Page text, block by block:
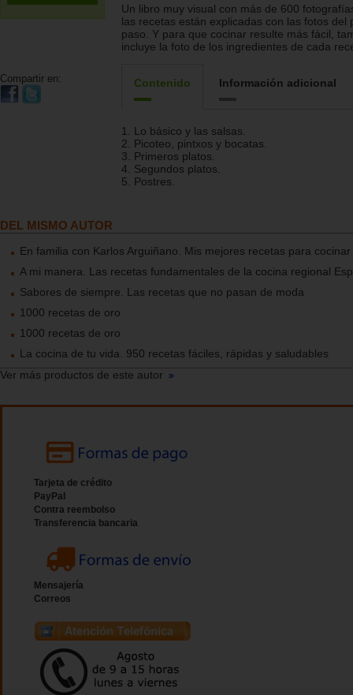
Compartir en:
Un libro muy visual con más de 600
las recetas están explicadas con las fotos del
paso. Y para que cocinar resulte más fácil,
incluye la foto de los ingredientes de cada
Contenido Información adicional
1. Lo básico y las salsas.
2. Picoteo, pintxos y bocatas.
3. Primeros platos.
4. Segundos platos.
5. Postres.
DEL MISMO AUTOR
En familia con Karlos Arguiñano. Mis mejores recetas para
A mi manera. Las recetas fundamentales de la cocina regional
Sabores de siempre. Las recetas que no pasan de moda
1000 recetas de oro
1000 recetas de oro
La cocina de tu vida. 950 recetas fáciles, rápidas y saludables
Ver más productos de este autor
Tarjeta de crédito
PayPal
Contra reembolso
Transferencia bancaria
Mensajería
Correos